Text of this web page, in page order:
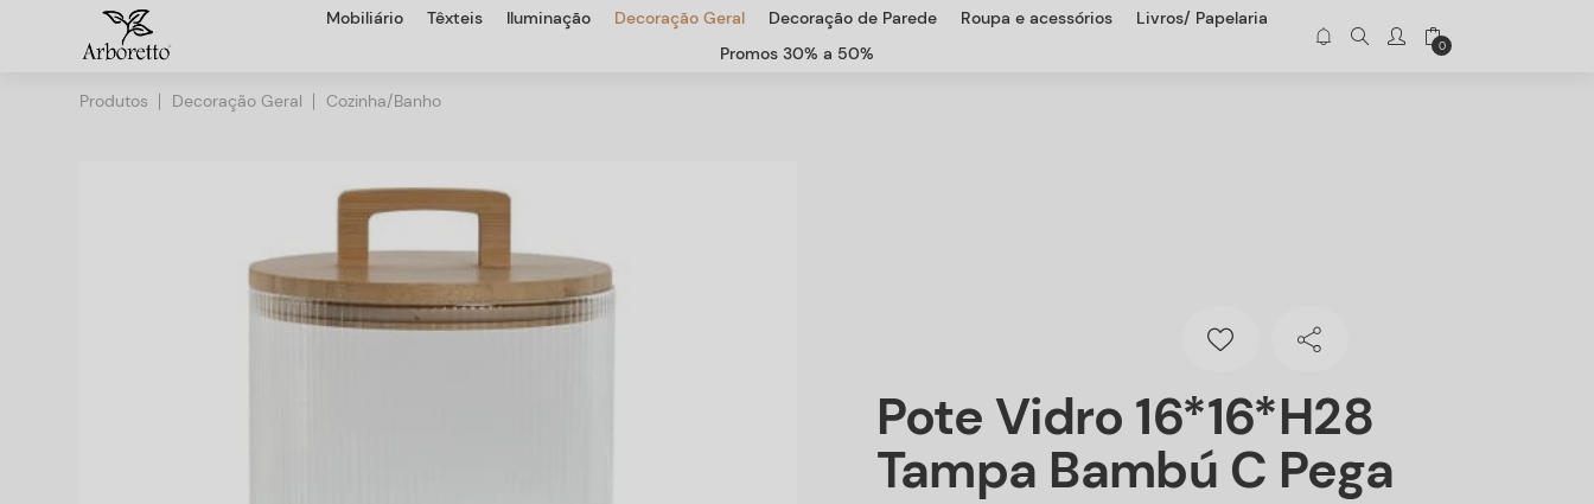
Mobiliário Têxteis Iluminação Decoração Geral Decoração de Parede Roupa e acessórios
Livros/ Papelaria
Promos 30% a 50%
0
Produtos Decoração Geral Cozinha/Banho
Pote Vidro 16*16*H28
Tampa Bambú C Pega